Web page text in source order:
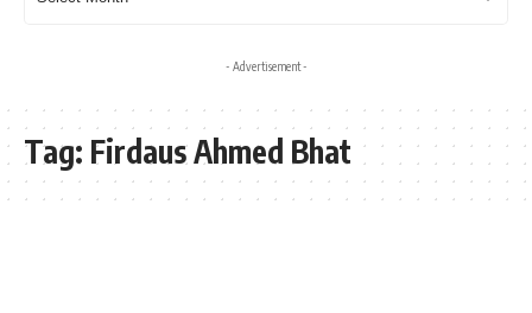
- Advertisement -
Tag: Firdaus Ahmed Bhat